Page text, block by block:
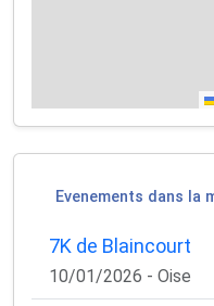
Evenements dans la
7K de Blaincourt
10/01/2026 - Oise